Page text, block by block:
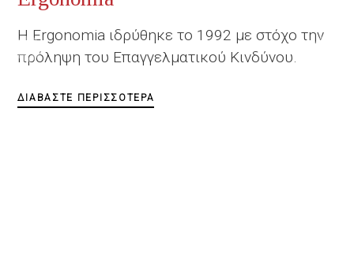
στόχο την
Επαγγελματική &
Ασφάλεια
Παρακολουθήστε ελεύθερα το